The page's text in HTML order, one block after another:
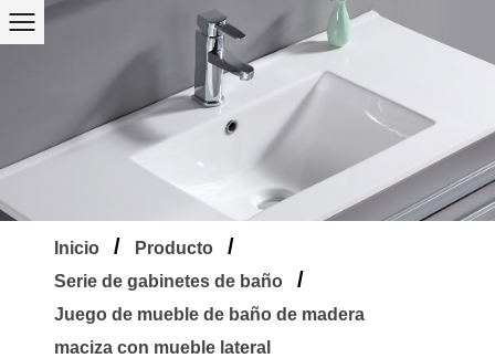
Inicio / Producto /
Serie de gabinetes de baño /
Juego de mueble de baño de madera
maciza con mueble lateral